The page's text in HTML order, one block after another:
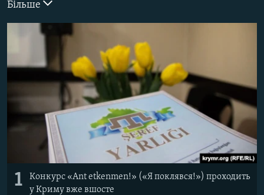
СВІДЧЕННЯ ОКУПАЦІЇ
УКРАЇНСЬКА ПРОБЛЕМА КРИМУ
ІНФОГРАФІКА
Русский
ДОЛУЧАЙСЯ!
Усі сайти RFE/RL
Більше
1
Конкурс «Ant etkenmen!» («Я поклявся!») проходить
у Криму вже вшосте